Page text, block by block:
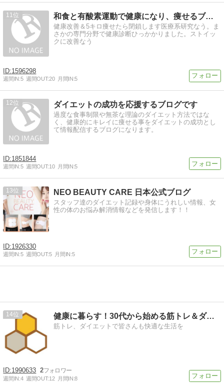
11 和食と有酸素運動で健康になり、痩せるブログ
健康改善＆5キロ痩せたら閉鎖します医療系研究なう。ま
さかの専門分野で健康診断ひっかかりました。ストイッ
クに改善なう
1596298
週間IN:5 週間OUT:20 月間IN:5
12 ダイエットの成功を応援するブログです
過度な食事制限や無茶な理論のダイエット方法ではな
く、健康的にキレイに痩せる事をダイエットの成功とし
て情報配信するブログになります。
1851844
週間IN:5 週間OUT:10 月間IN:5
13 NEO BEAUTY CARE 日本公式ブログ
スタッフ達のダイエット記録や身体にうれしい情報、女
性の体のお悩み解消情報などを発信します！！
1926330
週間IN:5 週間OUT:5 月間IN:5
14 健康に暮らす！30代から始める筋トレ＆ダイエット
筋トレ、ダイエットで皆さんも快適な生活を
1990633 2
週間IN:4 週間OUT:12 月間IN:8